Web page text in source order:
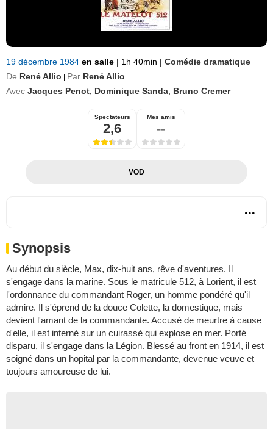
19 décembre 1984 en salle | 1h 40min | Comédie dramatique
De René Allio Par René Allio
Avec Jacques Penot Dominique Sanda Bruno Cremer
Spectateurs
2,6
Mes amis
--
VOD
Synopsis
Au début du siècle, Max, dix-huit ans, rêve d'aventures. Il
s'engage dans la marine. Sous le matricule 512, à Lorient, il est
l'ordonnance du commandant Roger, un homme pondéré qu'il
admire. Il s'éprend de la douce Colette, la domestique, mais
devient l'amant de la commandante. Accusé de meurtre à cause
d'elle, il est interné sur un cuirassé qui explose en mer. Porté
disparu, il s'engage dans la Légion. Blessé au front en 1914, il est
soigné dans un hopital par la commandante, devenue veuve et
toujours amoureuse de lui.